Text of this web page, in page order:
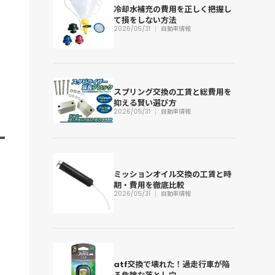
冷却水補充の費用を正しく把握し
て損をしない方法
2026/05/31 自動車情報
スプリング交換の工賃と総費用を
抑える賢い選び方
2026/05/31 自動車情報
ミッションオイル交換の工賃と時
期・費用を徹底比較
2026/05/31 自動車情報
atf交換で壊れた！過走行車が陥